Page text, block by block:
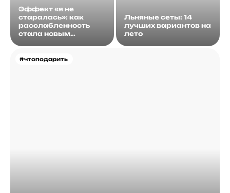
Эффект «я не
старалась»: как
расслабленность
стала новым
#чтоподарить
Льняные сеты: 14
лучших вариантов на
лето